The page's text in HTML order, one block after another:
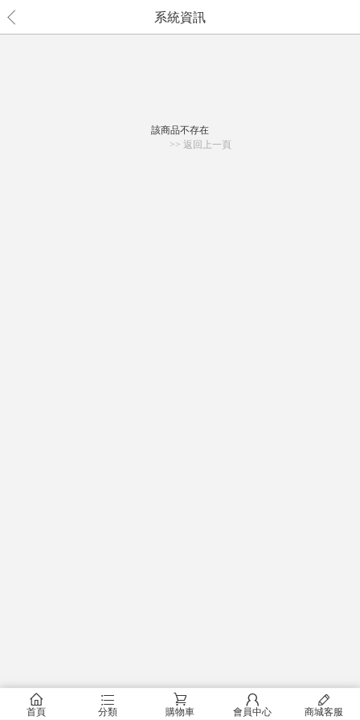
系統資訊
該商品不存在
>> 返回上一頁
󰂠
首頁
󰂦
分類
󰂟
購物車
󰂢
會員中心
󰄦
商城客服